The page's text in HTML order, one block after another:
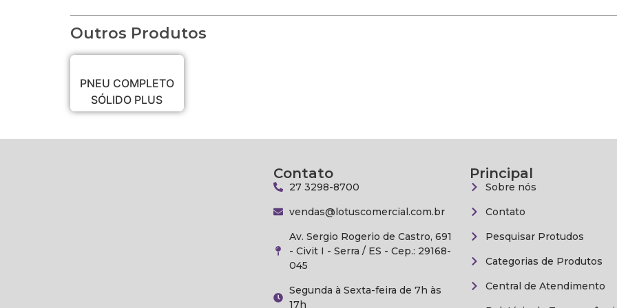
Outros Produtos
PNEU COMPLETO
SÓLIDO PLUS
Contato
27 3298-8700
vendas@lotuscomercial.com.br
Av. Sergio Rogerio de Castro, 691
- Civit I - Serra / ES - Cep.: 29168-
045
Segunda à Sexta-feira de 7h às
17h
Principal
Sobre nós
Contato
Pesquisar Protudos
Categorias de Produtos
Central de Atendimento